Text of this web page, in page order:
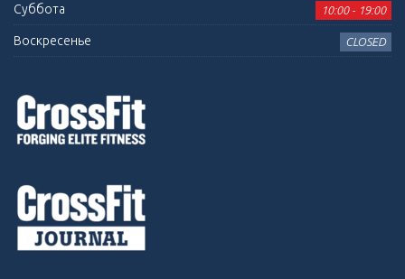
Суббота 10:00 - 19:00
Воскресенье CLOSED